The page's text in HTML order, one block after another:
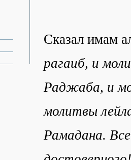
Сказал имам
рагаиб, и
Раджаба, и
молитвы
Рамадана.